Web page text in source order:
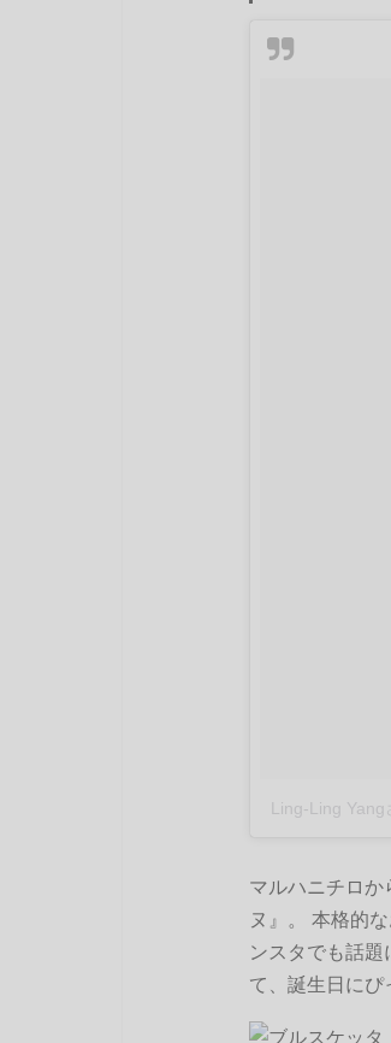
Ling-Ling
マルハニチロか
ヌ』。 本格的
ンスタでも話題
て、誕生日にぴ